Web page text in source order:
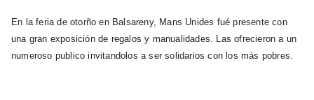
En la feria de otorño en Balsareny, Mans Unides fué presente con
una gran exposición de regalos y manualidades. Las ofrecieron a un
numeroso publico invitandolos a ser solidarios con los más pobres.